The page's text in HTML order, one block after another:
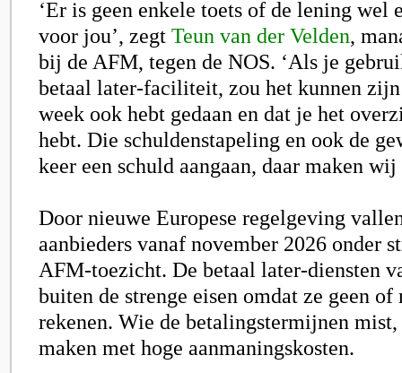
‘Er is geen enkele toets of de lening wel
voor jou’, zegt Teun van der Velden,
bij de AFM, tegen de NOS. ‘Als je
betaal later-faciliteit, zou het kunnen
week ook hebt gedaan en dat je het
hebt. Die schuldenstapeling en ook de
keer een schuld aangaan, daar maken wij
Door nieuwe Europese regelgeving
aanbieders vanaf november 2026 onder
AFM-toezicht. De betaal later-diensten
buiten de strenge eisen omdat ze geen
rekenen. Wie de betalingstermijnen
maken met hoge aanmaningskosten.